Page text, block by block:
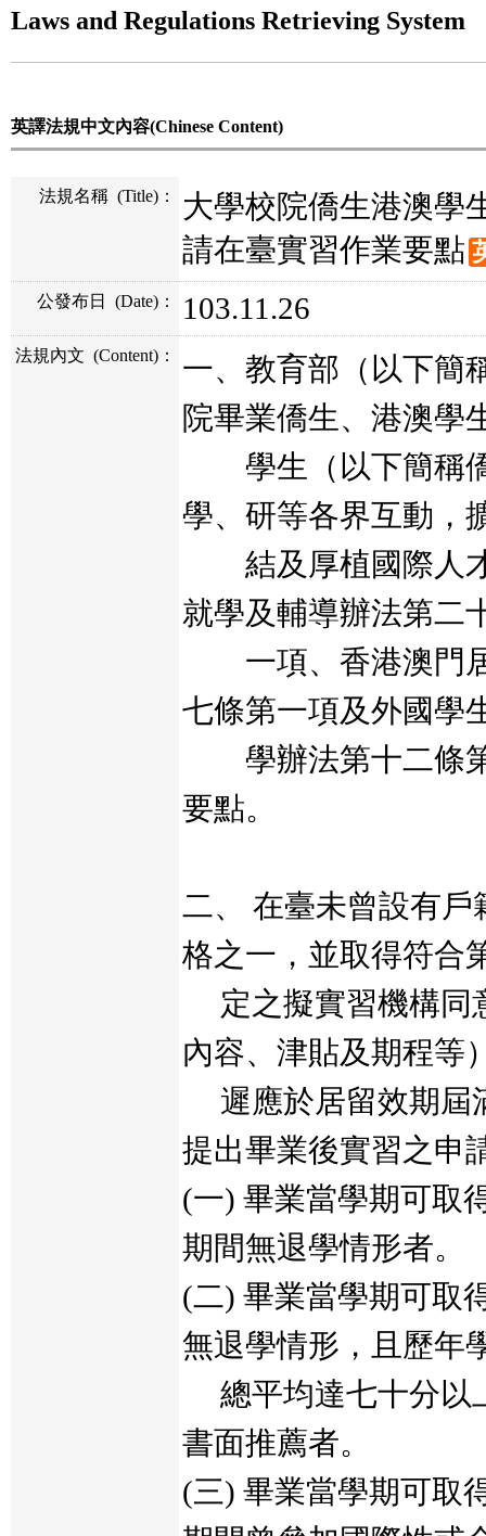
Laws and Regulations Retrieving System
英譯法規中文內容(Chinese Content)
法規名稱 (Title)：
大學校院僑生港澳學
請在臺實習作業要點
公發布日 (Date)： 103.11.26
法規內文 (Content)：
一、教育部（以下簡
院畢業僑生、港澳學
學生（以下簡稱
學、研等各界互動，
結及厚植國際人才
就學及輔導辦法第二
一項、香港澳門居
七條第一項及外國學
學辦法第十二條第
要點。
二、 在臺未曾設有
格之一，並取得符合
定之擬實習機構同
內容、津貼及期程等
遲應於居留效期屆
提出畢業後實習之申
(一) 畢業當學期可取
期間無退學情形者。
(二) 畢業當學期可取
無退學情形，且歷年
總平均達七十分以
書面推薦者。
(三) 畢業當學期可取